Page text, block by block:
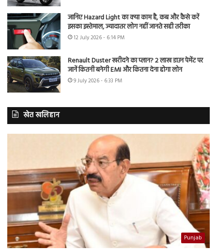
जानिए Hazard Light का क्या काम है, कब और कैसे करें
इसका इस्तेमाल, ज्यादातर लोग नहीं जानते सही तरीका
12 July 2026 - 6:14 PM
Renault Duster खरीदने का प्लान? 2 लाख डाउन पेमेंट पर
जानें कितनी बनेगी EMI और कितना देना होगा लोन
9 July 2026 - 6:33 PM
खेत खलिहान
Punjab